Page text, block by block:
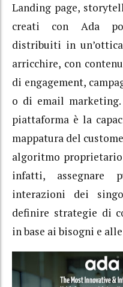
Landing page,
creati con Ada
distribuiti in
arricchire, con
di engagement,
o di email
piattaforma è la
mappatura del
algoritmo
infatti, assegnare
interazioni dei
definire strategie di
in base ai bisogni e